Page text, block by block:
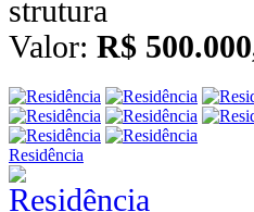
Valor: R$
Residência